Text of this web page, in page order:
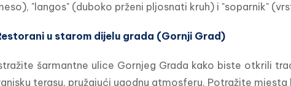
"langos" (duboko prženi pljosnati kruh) i "soparnik"
u starom dijelu grada (Gornji Grad)
šarmantne ulice Gornjeg Grada kako biste otkrili
terasu, pružajući ugodnu atmosferu. Potražite